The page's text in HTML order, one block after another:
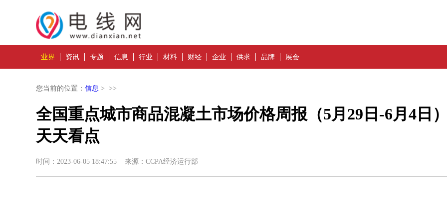
业界 资讯 专题 信息 行业 材料 财经 企业 供求 品牌 展会
您当前的位置： 信息 > >>
全国重点城市商品混凝土市场价格周报（5月29日-6月4日）_
天天看点
时间：2023-06-05 18:47:55 来源：CCPA经济运行部